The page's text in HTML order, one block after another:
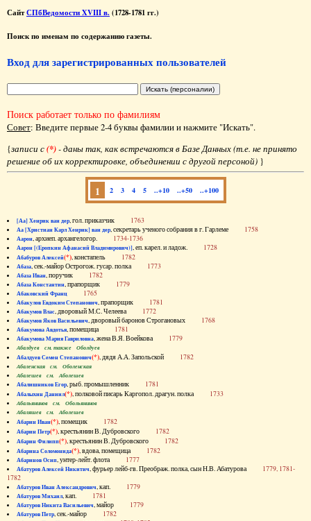
СайтСПбВедомости XVIII в. (1728-1781 гг.)
Поиск по именам по содержанию газеты.
Вход для зарегистрированных пользователей
Поиск работает только по фамилиям
Совет: Введите первые 2-4 буквы фамилии и нажмите "Искать".
{записи с(*)- даны так, как встречаются в Базе Данных (т.е. не принято
решение об их корректировке, объединении с другой персоной) }
1 2 3 4 5 ..+10 ..+50 ..+100
[Аа] Хенрик ван дер, гол. приказчик 1763
Аа [Христиан Карл Хенрик] ван дер, секретарь ученого собрания в г. Гарлеме 1758
Аарон, архиеп. архангелогор. 1734-1736
Аарон [(Еропкин Афанасий Владимирович)], еп. карел. и ладож. 1728
Абабуров Алексей(*), констапель 1782
Абаза, сек.-майор Острогож. гусар. полка 1773
Абаза Иван, поручик 1782
Абаза Константин, прапорщик 1779
Абаковский Франц 1765
Абакулов Евдоким Степанович, прапорщик 1781
Абакумов Влас, дворовый М.С. Челеева 1772
Абакумов Яков Васильевич, дворовый баронов Строгановых 1768
Абакумова Авдотья, помещица 1781
Абакумова Мария Гавриловна, жена В.Я. Воейкова 1779
Абалдуев см. также Оболдуев
Абалдуев Семен Степанович(*), дядя А.А. Запольской 1782
Абаленская см. Оболенская
Абалешев см. Аболешев
Абалишников Егор, рыб. промышленник 1781
Абалыхин Даниил(*), полковой писарь Каргопол. драгун. полка 1733
Абальянинов см. Обольянинов
Абаляшев см. Аболешев
Абарин Иван(*), помещик 1782
Абарин Петр(*), крестьянин В. Дубровского 1782
Абарин Филипп(*), крестьянин В. Дубровского 1782
Абарина Соломонида(*), вдова, помещица 1782
Абаринов Осип, унтер-лейт. флота 1777
Абатуров Алексей Никитич, фурьер лейб-гв. Преображ. полка, сын Н.В. Абатурова 1779, 1781-
1782
Абатуров Иван Александрович, кап. 1779
Абатуров Михаил, кап. 1781
Абатуров Никита Васильевич, майор 1779
Абатуров Петр, сек.-майор 1782